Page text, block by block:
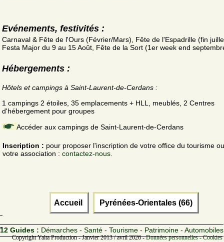
Evénements, festivités :
Carnaval & Fête de l'Ours (Février/Mars), Fête de l'Espadrille (fin
Festa Major du 9 au 15 Août, Fête de la Sort (1er week end
Hébergements :
Hôtels et campings à Saint-Laurent-de-Cerdans :
1 campings 2 étoiles, 35 emplacements + HLL, meublés, 2 Centres
d'hébergement pour groupes
Accéder aux campings de Saint-Laurent-de-Cerdans
Inscription : pour proposer l'inscription de votre office du tourisme
votre association : contactez-nous.
Accueil Pyrénées-Orientales (66)
12 Guides : Démarches - Santé - Tourisme - Patrimoine - Automobiles
Copyright Yalta Production - Janvier 2013 / avril 2026 -Données personnelles -